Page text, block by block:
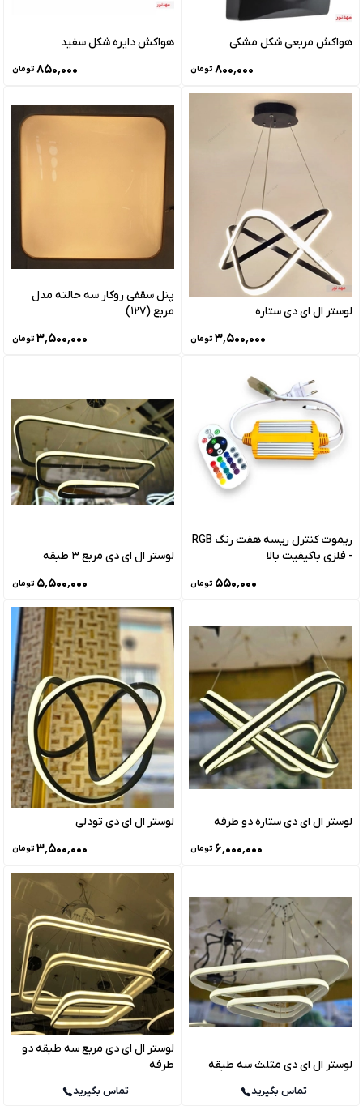
هواکش مربعی شکل مشکی
۸۰۰٬۰۰۰ تومان
هواکش دایره شکل سفید
۸۵۰٬۰۰۰ تومان
لوستر ال ای دی ستاره
۳٬۵۰۰٬۰۰۰ تومان
پنل سقفی روکار سه حالته مدل
مربع (127)
۳٬۵۰۰٬۰۰۰ تومان
ریموت کنترل ریسه هفت رنگ RGB
- فلزی باکیفیت بالا
۵۵۰٬۰۰۰ تومان
لوستر ال ای دی مربع 3 طبقه
۵٬۵۰۰٬۰۰۰ تومان
لوستر ال ای دی ستاره دو طرفه
۶٬۰۰۰٬۰۰۰ تومان
لوستر ال ای دی تودلی
۳٬۵۰۰٬۰۰۰ تومان
لوستر ال ای دی مثلث سه طبقه
تماس بگیرید
لوستر ال ای دی مربع سه طبقه دو
طرفه
تماس بگیرید